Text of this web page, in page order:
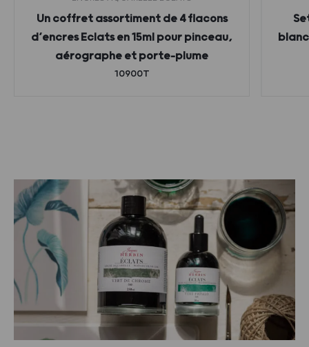
Un coffret assortiment de 4 flacons
d’encres Eclats en 15ml pour pinceau,
aérographe et porte-plume
10900T